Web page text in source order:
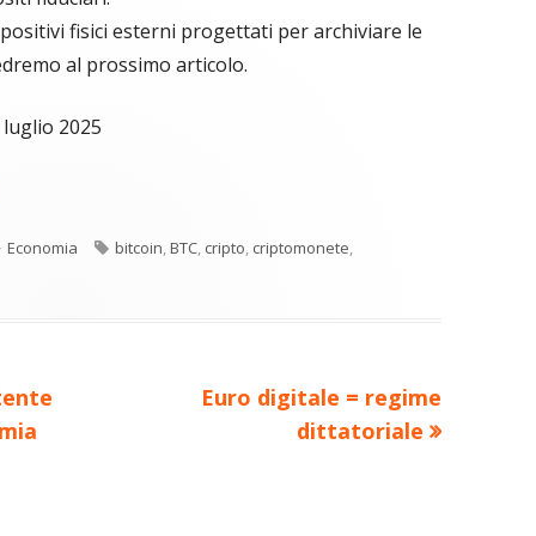
fisici esterni progettati per archiviare le
al prossimo articolo.
2025
Categorie
Economia Tag
bitcoin,BTC, cripto, criptomonete,
Nuovo
Euro digitale = regime
dittatoriale